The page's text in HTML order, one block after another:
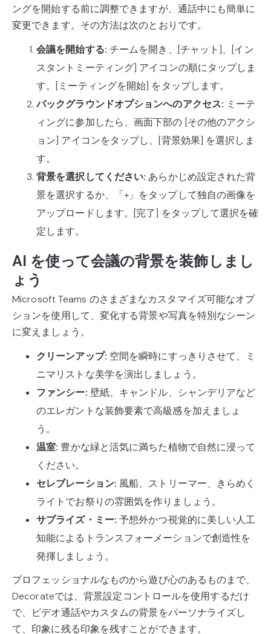
ングを開始する前に調整できますが、通話中にも簡単に
変更できます。その方法は次のとおりです。
会議を開始する: チームを開き、[チャット]、[イン
スタントミーティング] アイコンの順にタップしま
す。[ミーティングを開始] をタップします。
バックグラウンドオプションへのアクセス: ミーテ
ィングに参加したら、画面下部の [その他のアクシ
ョン] アイコンをタップし、[背景効果] を選択しま
す。
背景を選択してください: あらかじめ設定された背
景を選択するか、「+」をタップして独自の画像を
アップロードします。[完了] をタップして選択を確
定します。
AI を使って会議の背景を装飾しまし
ょう
Microsoft Teams のさまざまなカスタマイズ可能なオプ
ションを使用して、変化する背景や写真を特別なシーン
に変えましょう。
クリーンアップ: 空間を瞬時にすっきりさせて、ミ
ニマリストな美学を演出しましょう。
ファンシー: 壁紙、キャンドル、シャンデリアなど
のエレガントな装飾要素で高級感を加えましょ
う。
温室: 豊かな緑と活気に満ちた植物で自然に浸って
ください。
セレブレーション: 風船、ストリーマー、きらめく
ライトでお祭りの雰囲気を作りましょう。
サプライズ・ミー: 予想外かつ視覚的に美しい人工
知能によるトランスフォーメーションで創造性を
発揮しましょう。
プロフェッショナルなものから遊び心のあるものまで、
Decorateでは、背景設定コントロールを使用するだけ
で、ビデオ通話やカスタムの背景をパーソナライズし
て、印象に残る印象を残すことができます。